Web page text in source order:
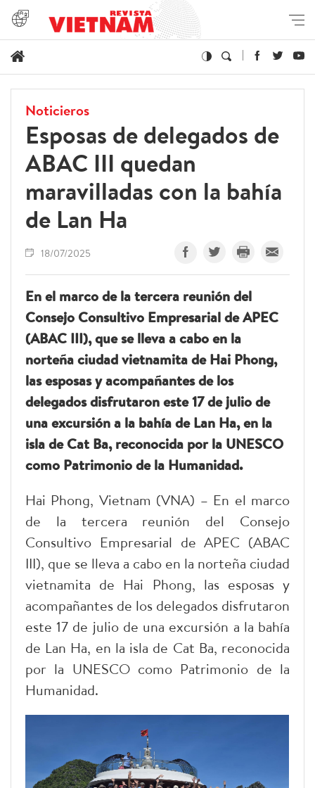
Noticieros
Esposas de delegados de
ABAC III quedan
maravilladas con la bahía
de Lan Ha
18/07/2025
En el marco de la tercera reunión del
Consejo Consultivo Empresarial de APEC
(ABAC III), que se lleva a cabo en la
norteña ciudad vietnamita de Hai Phong,
las esposas y acompañantes de los
delegados disfrutaron este 17 de julio de
una excursión a la bahía de Lan Ha, en la
isla de Cat Ba, reconocida por la UNESCO
como Patrimonio de la Humanidad.
Hai Phong, Vietnam (VNA) – En el marco
de la tercera reunión del Consejo
Consultivo Empresarial de APEC (ABAC
III), que se lleva a cabo en la norteña ciudad
vietnamita de Hai Phong, las esposas y
acompañantes de los delegados disfrutaron
este 17 de julio de una excursión a la bahía
de Lan Ha, en la isla de Cat Ba, reconocida
por la UNESCO como Patrimonio de la
Humanidad.